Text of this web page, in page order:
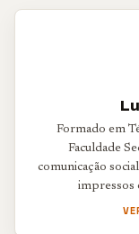
Formado em
Faculdade
comunicação
impressos